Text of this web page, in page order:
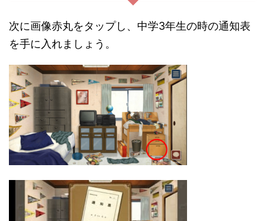
次に画像赤丸をタップし、中学3年生の時の通知表
を手に入れましょう。